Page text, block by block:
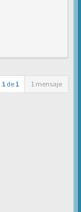
1 de 1 1 mensaje